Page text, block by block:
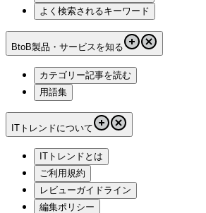
よく検索されるキーワード
BtoB製品・サービスを知る
カテゴリー記事を読む
用語集
ITトレンドについて
ITトレンドとは
ご利用規約
レビューガイドライン
編集ポリシー